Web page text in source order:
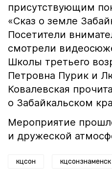
присутствующим
«Сказ о земле
Посетители
смотрели
Школы третьего
Петровна Пурик и
Ковалевская
о Забайкальском
Мероприятие
и дружеской
кцсон кцсонзнаменск